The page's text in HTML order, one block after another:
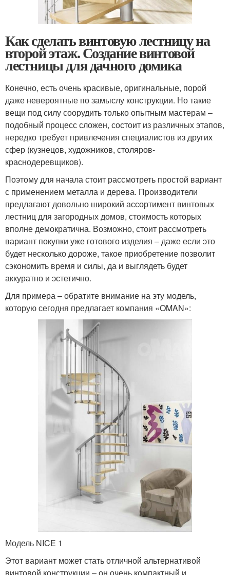
Как сделать винтовую лестницу на
второй этаж. Создание винтовой
лестницы для дачного домика
Конечно, есть очень красивые, оригинальные, порой
даже невероятные по замыслу конструкции. Но такие
вещи под силу соорудить только опытным мастерам –
подобный процесс сложен, состоит из различных этапов,
нередко требует привлечения специалистов из других
сфер (кузнецов, художников, столяров-
краснодеревщиков).
Поэтому для начала стоит рассмотреть простой вариант
с применением металла и дерева. Производители
предлагают довольно широкий ассортимент винтовых
лестниц для загородных домов, стоимость которых
вполне демократична. Возможно, стоит рассмотреть
вариант покупки уже готового изделия – даже если это
будет несколько дороже, такое приобретение позволит
сэкономить время и силы, да и выглядеть будет
аккуратно и эстетично.
Для примера – обратите внимание на эту модель,
которую сегодня предлагает компания «OMAN»:
Модель NICE 1
Этот вариант может стать отличной альтернативой
винтовой конструкции – он очень компактный и